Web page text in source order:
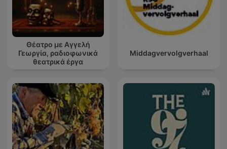
Θέατρο με Αγγελή
Γεωργία, ραδιοφωνικά
θεατρικά έργα
Middagvervolgverhaal